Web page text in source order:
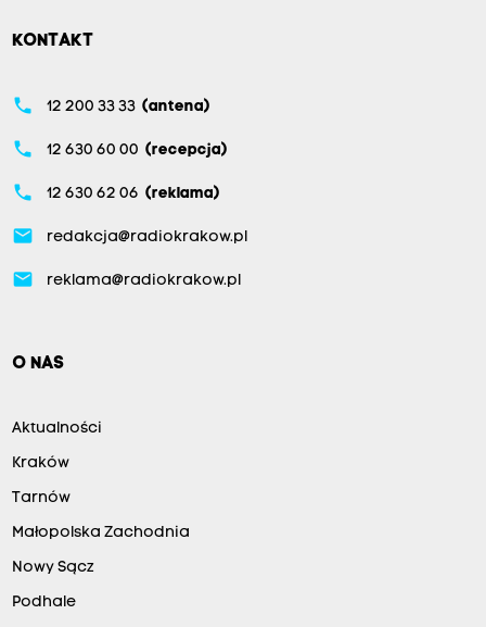
KONTAKT
phone 12 200 33 33 (antena)
phone 12 630 60 00 (recepcja)
phone 12 630 62 06 (reklama)
email redakcja@radiokrakow.pl
email reklama@radiokrakow.pl
O NAS
Aktualności
Kraków
Tarnów
Małopolska Zachodnia
Nowy Sącz
Podhale